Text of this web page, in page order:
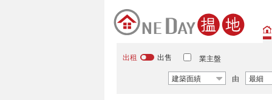
出租 出售 業主盤
建築面績 由 最細